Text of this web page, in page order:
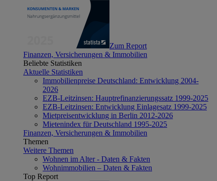
Zum Report
Finanzen, Versicherungen & Immobilien
Beliebte Statistiken
Aktuelle Statistiken
Immobilienpreise Deutschland: Entwicklung 2004-
2026
EZB-Leitzinsen: Hauptrefinanzierungssatz 1999-2025
EZB-Leitzinsen: Entwicklung Einlagesatz 1999-2025
Mietpreisentwicklung in Berlin 2012-2026
Mietenindex für Deutschland 1995-2025
Finanzen, Versicherungen & Immobilien
Themen
Weitere Themen
Wohnen im Alter - Daten & Fakten
Wohnimmobilien – Daten & Fakten
Top Report